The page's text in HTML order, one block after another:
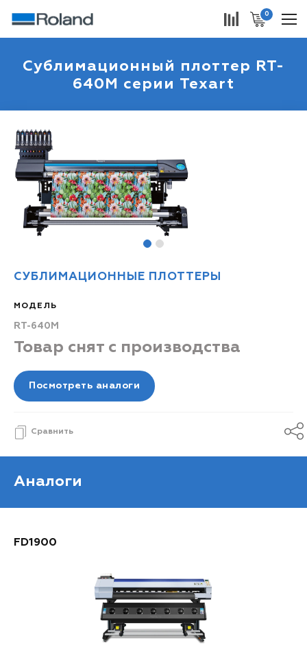
0
Cублимационный плоттер RT-
640M серии Texart
СУБЛИМАЦИОННЫЕ ПЛОТТЕРЫ
МОДЕЛЬ
RT-640M
Товар снят с производства
Посмотреть аналоги
Сравнить
Аналоги
FD1900